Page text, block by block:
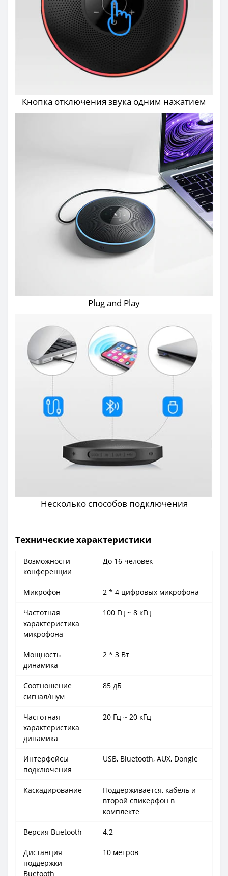
Кнопка отключения звука одним нажатием
Plug and Play
Несколько способов подключения
Технические характеристики
Возможности
конференции
До 16 человек
Микрофон 2 * 4 цифровых микрофона
Частотная
характеристика
микрофона
100 Гц ~ 8 кГц
Мощность
динамика
2 * 3 Вт
Соотношение
сигнал/шум
85 дБ
Частотная
характеристика
динамика
20 Гц ~ 20 кГц
Интерфейсы
подключения
USB, Bluetooth, AUX, Dongle
Каскадирование
Поддерживается, кабель и
второй спикерфон в
комплекте
Версия Buetooth 4.2
Дистанция
поддержки
Buetooth
10 метров